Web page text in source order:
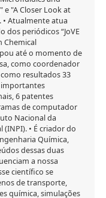
e "A Closer Look at
Atualmente atua
dos periódicos “JoVE
Chemical
até o momento de
como coordenador
resultados 33
6 patentes
de computador
Nacional da
• É criador do
Química,
dessas duas
a nossa
científico se
de transporte,
química, simulações